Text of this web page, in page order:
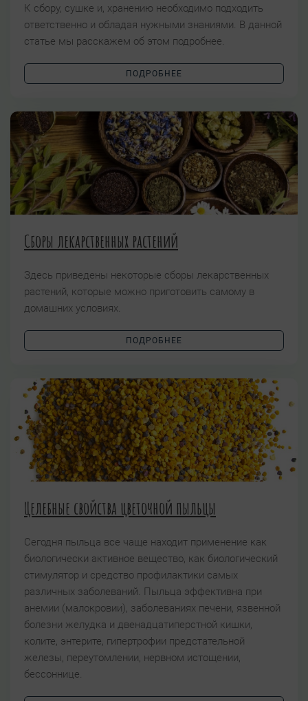
К сбору, сушке и, хранению необходимо подходить
ответственно и обладая нужными знаниями. В данной
статье мы расскажем об этом подробнее.
ПОДРОБНЕЕ
Сборы лекарственных растений
Здесь приведены некоторые сборы лекарственных
растений, которые можно приготовить самому в
домашних условиях.
ПОДРОБНЕЕ
Целебные свойства цветочной пыльцы
Сегодня пыльца все чаще находит применение как
биологически активное вещество, как биологический
стимулятор и средство профилактики самых
различных заболеваний. Пыльца эффективна при
анемии (малокровии), заболеваниях печени, язвенной
болезни желудка и двенадцатиперстной кишки,
колите, энтерите, гипертрофии предстательной
железы, переутомлении, нервном истощении,
бессоннице.